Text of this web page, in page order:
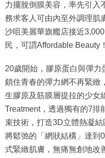
力擺脫倒膜美容，率先引入
務求客人可由內至外調理肌
沙咀美麗華旗艦店接近
民，可謂Affordable Beauty！
20歲開始，膠原蛋白與彈力
鎖住青春的彈力網不再緊緻
生膠原及筋膜層提拉的少女
Treatment，透過獨有的7排
束技術，打造3D立體熱凝結
將鬆弛的「網狀結構」達到
式緊緻肌膚，無痛無創地改